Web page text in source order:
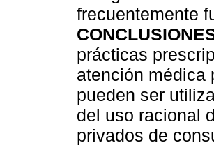
frecuentemente
prácticas
atención médica
pueden ser
del uso racional
privados de